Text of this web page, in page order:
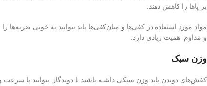
بر پاها را کاهش دهند.
مواد مورد استفاده در کفی‌ها و میان‌کفی‌ها باید بتوانند به خوبی ضربه‌ها
و مداوم اهمیت زیادی دارد.
وزن سبک
کفش‌های دویدن باید وزن سبکی داشته باشند تا دوندگان بتوانند با